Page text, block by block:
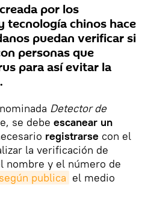
por los
tecnología chinos hace
puedan verificar si
personas que
para así evitar la
Detector de
se debe escanear un
registrarse con el
la verificación de
nombre y el número de
según publica el medio